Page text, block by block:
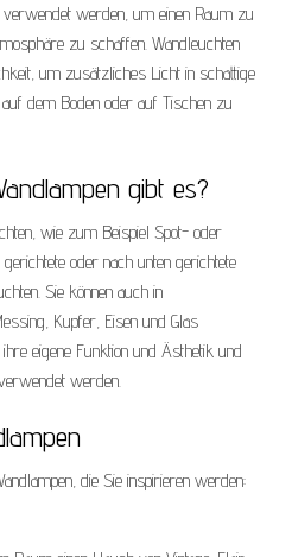
verwendet werden, um einen Raum zu
zu schaffen. Wandleuchten
um zusätzliches Licht in schattige
dem Boden oder auf Tischen zu
gibt es?
wie zum Beispiel Spot- oder
oder nach unten gerichtete
Sie können auch in
Kupfer, Eisen und Glas
eigene Funktion und Ästhetik und
werden.
die Sie inspirieren werden: